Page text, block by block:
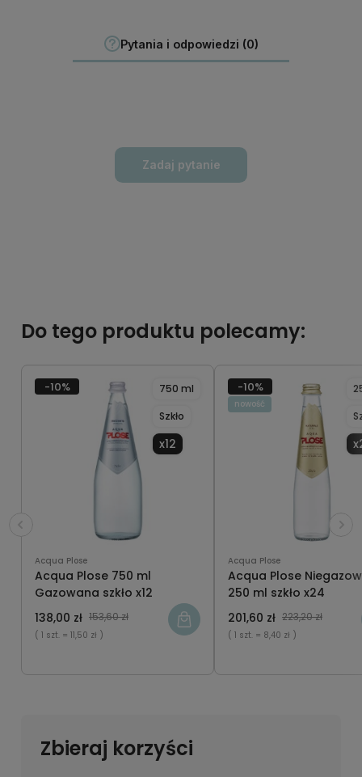
Pytania i odpowiedzi (0)
Zadaj pytanie
Do tego produktu polecamy:
Acqua Plose
Acqua Plose 750 ml
Gazowana szkło x12
750 ml
Szkło
x12
138,00 zł 153,60 zł
( 1 szt. = 11,50 zł )
-10%
Acqua Plose
Acqua Plose
250 ml szkło x24
201,60 zł 223,20 zł
( 1 szt. = 8,40 zł )
-10%
nowość
Zbieraj korzyści